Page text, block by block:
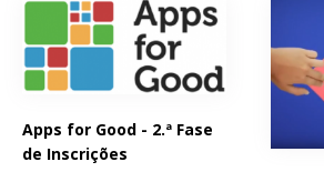
Apps for Good - 2.ª Fase
de Inscrições